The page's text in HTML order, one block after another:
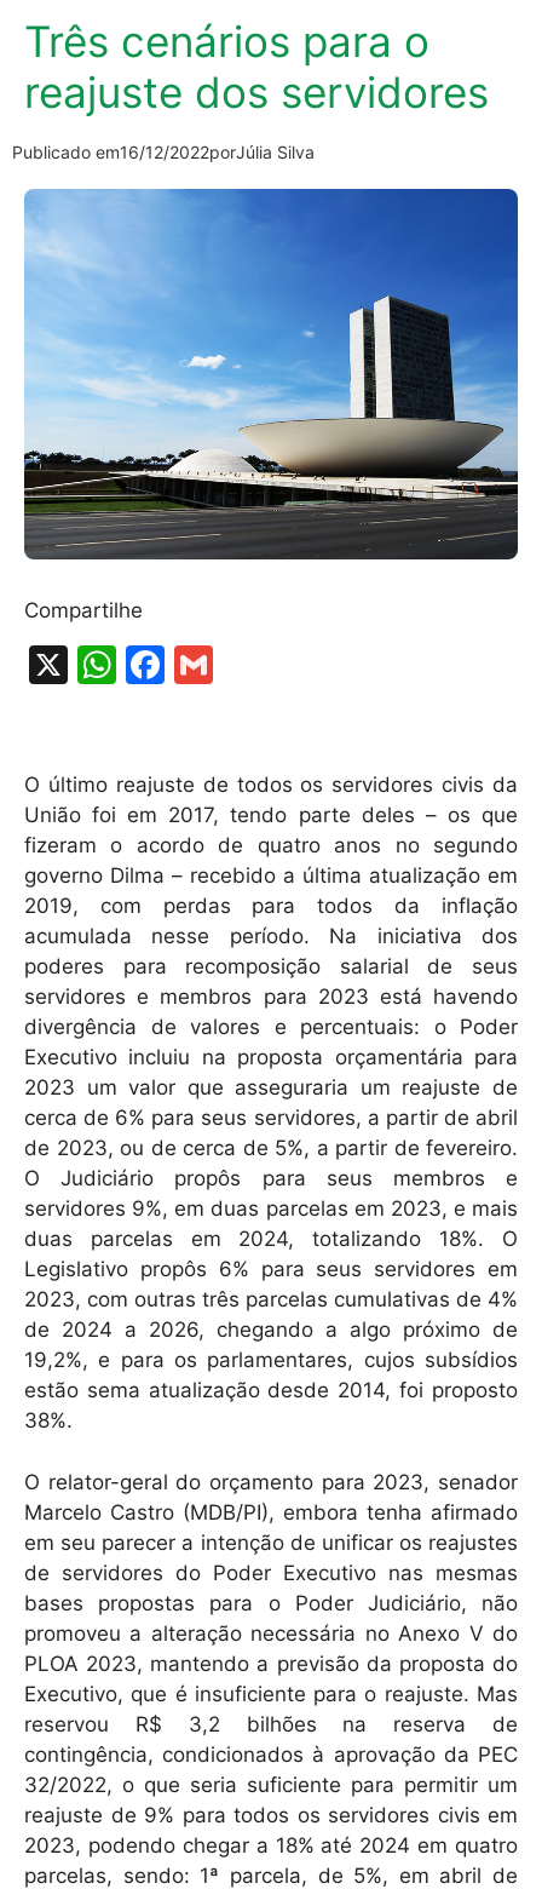
Três cenários para o
reajuste dos servidores
Publicado em16/12/2022porJúlia Silva
Compartilhe
X
W
s
A
p
p
F
e
b
o
o
k
l
O último reajuste de todos os servidores civis da
União foi em 2017, tendo parte deles – os que
fizeram o acordo de quatro anos no segundo
governo Dilma – recebido a última atualização em
2019, com perdas para todos da inflação
acumulada nesse período. Na iniciativa dos
poderes para recomposição salarial de seus
servidores e membros para 2023 está havendo
divergência de valores e percentuais: o Poder
Executivo incluiu na proposta orçamentária para
2023 um valor que asseguraria um reajuste de
cerca de 6% para seus servidores, a partir de abril
de 2023, ou de cerca de 5%, a partir de fevereiro.
O Judiciário propôs para seus membros e
servidores 9%, em duas parcelas em 2023, e mais
duas parcelas em 2024, totalizando 18%. O
Legislativo propôs 6% para seus servidores em
2023, com outras três parcelas cumulativas de 4%
de 2024 a 2026, chegando a algo próximo de
19,2%, e para os parlamentares, cujos subsídios
estão sema atualização desde 2014, foi proposto
38%.
O relator-geral do orçamento para 2023, senador
Marcelo Castro (MDB/PI), embora tenha afirmado
em seu parecer a intenção de unificar os reajustes
de servidores do Poder Executivo nas mesmas
bases propostas para o Poder Judiciário, não
promoveu a alteração necessária no Anexo V do
PLOA 2023, mantendo a previsão da proposta do
Executivo, que é insuficiente para o reajuste. Mas
reservou R$ 3,2 bilhões na reserva de
contingência, condicionados à aprovação da PEC
32/2022, o que seria suficiente para permitir um
reajuste de 9% para todos os servidores civis em
2023, podendo chegar a 18% até 2024 em quatro
parcelas, sendo: 1ª parcela, de 5%, em abril de